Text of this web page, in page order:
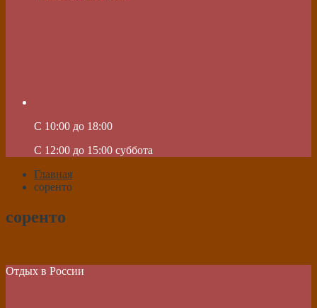
C 10:00 до 18:00
C 12:00 до 15:00 суббота
Главная
соренто
соренто
Отдых в России